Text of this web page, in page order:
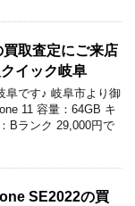
取査定にご来店
イック岐阜
阜です♪ 岐阜市より御
11 容量：64GB キ
Bランク 29,000円で
SE2022の買